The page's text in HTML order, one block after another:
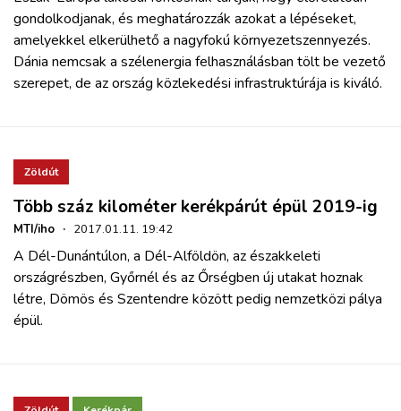
gondolkodjanak, és meghatározzák azokat a lépéseket,
amelyekkel elkerülhető a nagyfokú környezetszennyezés.
Dánia nemcsak a szélenergia felhasználásban tölt be vezető
szerepet, de az ország közlekedési infrastruktúrája is kiváló.
Zöldút
Több száz kilométer kerékpárút épül 2019-ig
MTI/iho · 2017.01.11. 19:42
A Dél-Dunántúlon, a Dél-Alföldön, az északkeleti
országrészben, Győrnél és az Őrségben új utakat hoznak
létre, Dömös és Szentendre között pedig nemzetközi pálya
épül.